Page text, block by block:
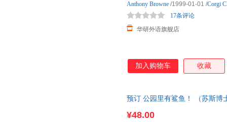
华研外语旗舰店
17条评论
Anthony Browne /1999-01-01 /Corgi
加入购物车 收藏
预订 公园里有鲨鱼！ （苏斯博
¥48.00